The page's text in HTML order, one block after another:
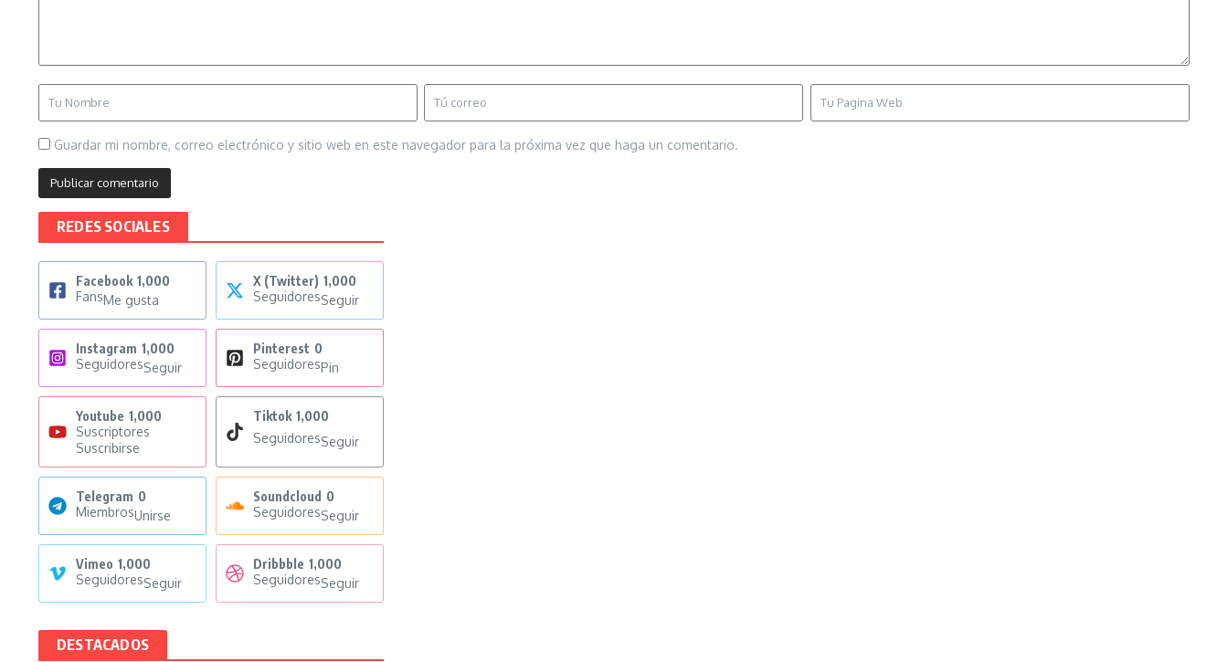
Guardar mi nombre, correo electrónico y sitio web en este navegador para la próxima vez que haga un comentario.
REDES SOCIALES
Facebook 1,000
FansMe gusta
X (Twitter) 1,000
SeguidoresSeguir
Instagram 1,000
SeguidoresSeguir
Pinterest 0
SeguidoresPin
Youtube 1,000
Suscriptores
Suscribirse
Tiktok 1,000
SeguidoresSeguir
Telegram 0
MiembrosUnirse
Soundcloud 0
SeguidoresSeguir
Vimeo 1,000
SeguidoresSeguir
Dribbble 1,000
SeguidoresSeguir
DESTACADOS